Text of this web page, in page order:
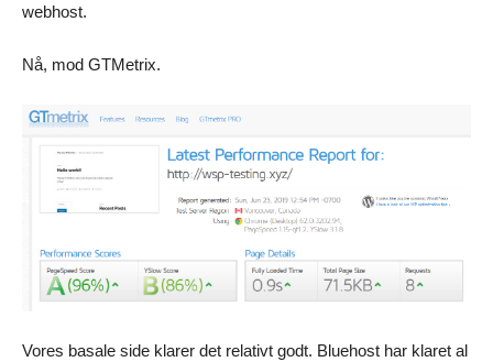
webhost.
Nå, mod GTMetrix.
Vores basale side klarer det relativt godt. Bluehost har klaret al